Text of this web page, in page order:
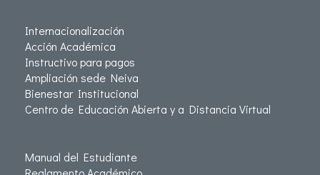
Internacionalización
Acción Académica
Instructivo para pagos
Ampliación sede Neiva
Bienestar Institucional
Centro de Educación Abierta y a Distancia Virtual
Manual del Estudiante